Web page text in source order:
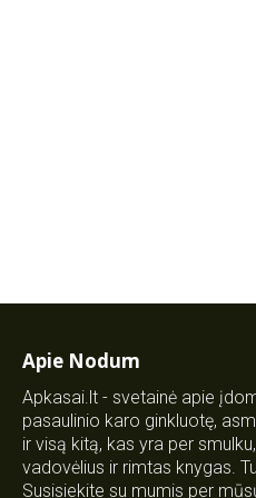
Apie Nodum
Apkasai.lt - svetainė apie
pasaulinio karo ginkluotę,
ir visą kitą, kas yra per
vadovėlius ir rimtas knygas.
Susisiekite su mumis per